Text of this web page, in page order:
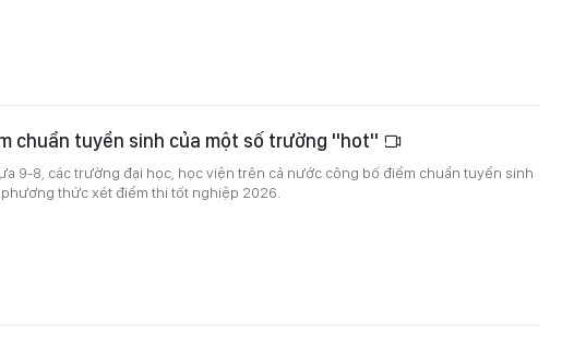
chuẩn tuyển sinh của một số trường "hot"
9-8, các trường đại học, học viện trên cả nước công bố điểm chuẩn tuyển sinh
thức xét điểm thi tốt nghiệp 2026.